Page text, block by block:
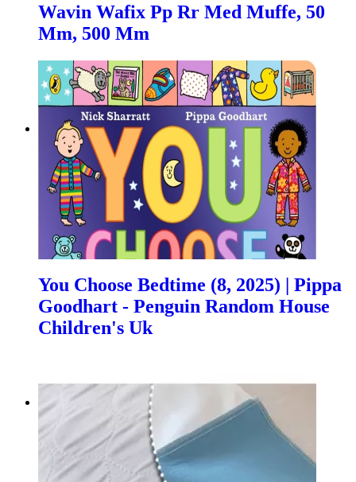
Wavin Wafix Pp Rr Med Muffe, 50
Mm, 500 Mm
You Choose Bedtime (8, 2025) | Pippa
Goodhart - Penguin Random House
Children's Uk